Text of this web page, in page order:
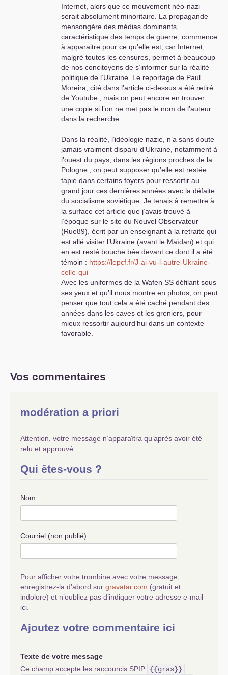
Internet, alors que ce mouvement néo-nazi
serait absolument minoritaire. La propagande
mensongère des médias dominants,
caractéristique des temps de guerre, commence
à apparaitre pour ce qu’elle est, car Internet,
malgré toutes les censures, permet à beaucoup
de nos concitoyens de s’informer sur la réalité
politique de l’Ukraine. Le reportage de Paul
Moreira, cité dans l’article ci-dessus a été retiré
de Youtube ; mais on peut encore en trouver
une copie si l’on ne met pas le nom de l’auteur
dans la recherche.
Dans la réalité, l’idéologie nazie, n’a sans doute
jamais vraiment disparu d’Ukraine, notamment à
l’ouest du pays, dans les régions proches de la
Pologne ; on peut supposer qu’elle est restée
tapie dans certains foyers pour ressortir au
grand jour ces dernières années avec la défaite
du socialisme soviétique. Je tenais à remettre à
la surface cet article que j’avais trouvé à
l’époque sur le site du Nouvel Observateur
(Rue89), écrit par un enseignant à la retraite qui
est allé visiter l’Ukraine (avant le Maïdan) et qui
en est resté bouche bée devant ce dont il a été
témoin : https://lepcf.fr/J-ai-vu-l-autre-Ukraine-
celle-qui
Avec les uniformes de la Wafen SS défilant sous
ses yeux et qu’il nous montre en photos, on peut
penser que tout cela a été caché pendant des
années dans les caves et les greniers, pour
mieux ressortir aujourd’hui dans un contexte
favorable.
Vos commentaires
modération a priori
Attention, votre message n’apparaîtra qu’après avoir été
relu et approuvé.
Qui êtes-vous ?
Nom
Courriel (non publié)
Pour afficher votre trombine avec votre message,
enregistrez-la d’abord sur gravatar.com (gratuit et
indolore) et n’oubliez pas d’indiquer votre adresse e-mail
ici.
Ajoutez votre commentaire ici
Texte de votre message
Ce champ accepte les raccourcis SPIP
{{gras}}